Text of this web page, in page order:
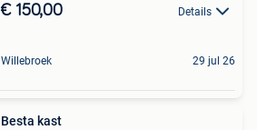
€ 150,00 Details
Willebroek 29 jul 26
Besta kast